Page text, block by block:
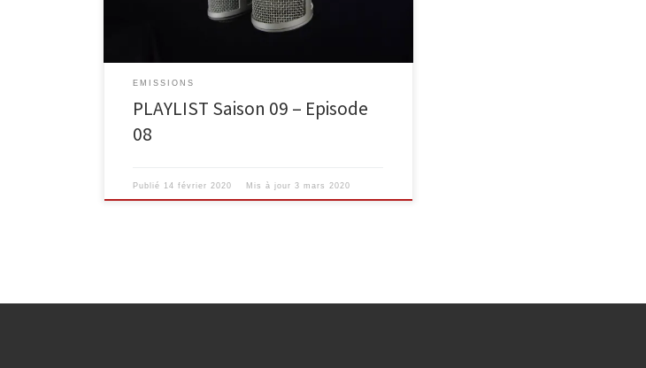
EMISSIONS
PLAYLIST Saison 09 – Episode
08
Publié 14 février 2020 Mis à jour3 mars 2020